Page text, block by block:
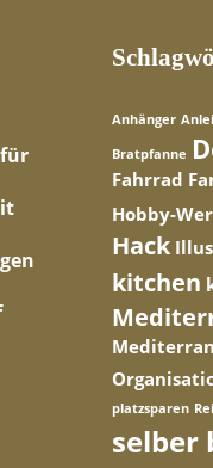
Anhänger
Bratpfanne
Fahrrad
Hobby-
Hack
kitchen
platzsparen
selber